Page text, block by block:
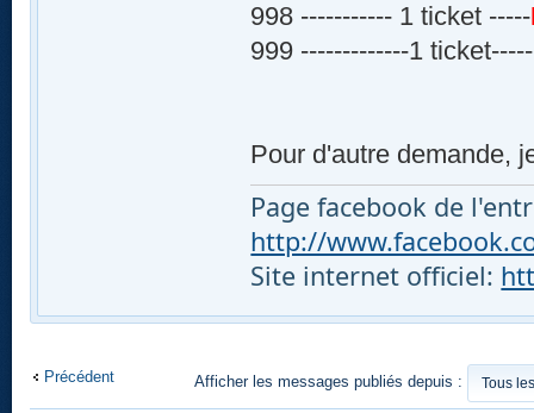
998 ----------- 1 ticket -----
999 -------------1
Pour d'autre demande,
Page facebook de
http://
Site internet officiel:
Précédent Afficher les messages publiés depuis :